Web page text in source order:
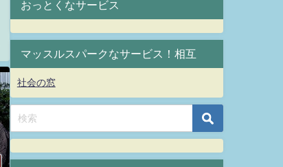
おっとくなサービス
マッスルスパークなサービス！相互
社会の窓